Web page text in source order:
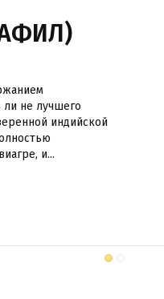
не лучшего
индийской
и...